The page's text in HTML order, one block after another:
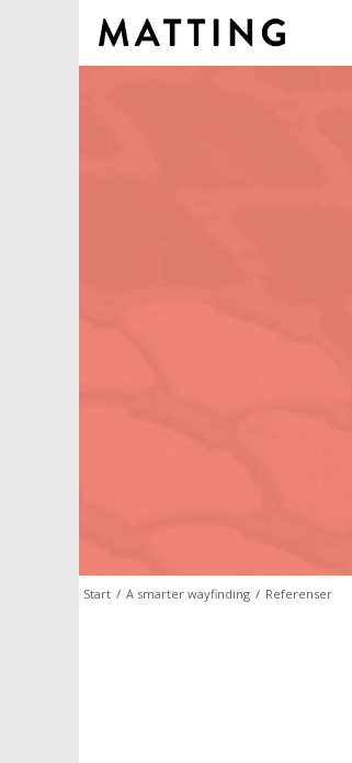
Start / A smarter wayfinding / Referenser